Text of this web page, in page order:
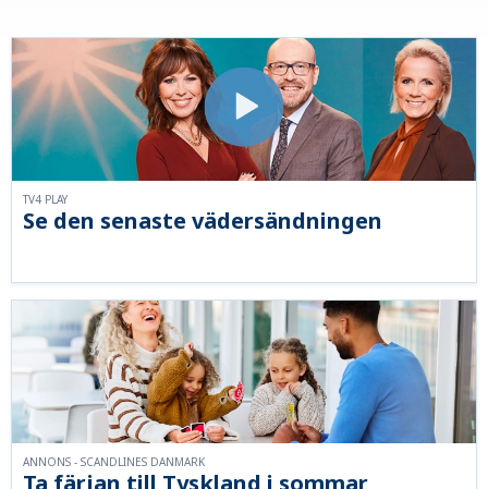
Se den senaste vädersändningen
TV4 PLAY
ANNONS - SCANDLINES DANMARK